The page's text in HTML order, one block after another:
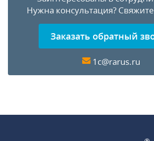
Нужна консультация?
Заказать обратный
1c@rarus.ru